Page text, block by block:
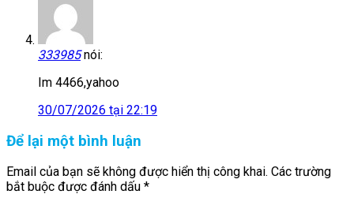
333985 nói:
Im 4466,yahoo
30/07/2026 tại 22:19
Để lại một bình luận
Email của bạn sẽ không được hiển thị công khai. Các trường
bắt buộc được đánh dấu *